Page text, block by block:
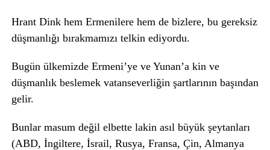
Hrant Dink hem Ermenilere hem de bizlere, bu gereksiz
düşmanlığı bırakmamızı telkin ediyordu.
Bugün ülkemizde Ermeni’ye ve Yunan’a kin ve
düşmanlık beslemek vatanseverliğin şartlarının başından
gelir.
Bunlar masum değil elbette lakin asıl büyük şeytanları
(ABD, İngiltere, İsrail, Rusya, Fransa, Çin, Almanya